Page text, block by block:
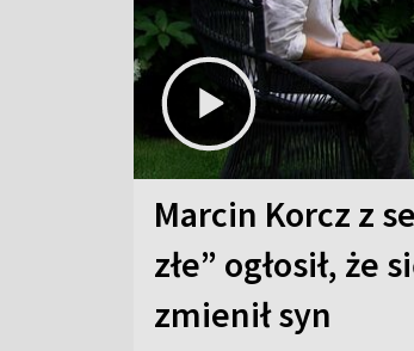
Marcin Korcz z
złe” ogłosił, że
zmienił syn